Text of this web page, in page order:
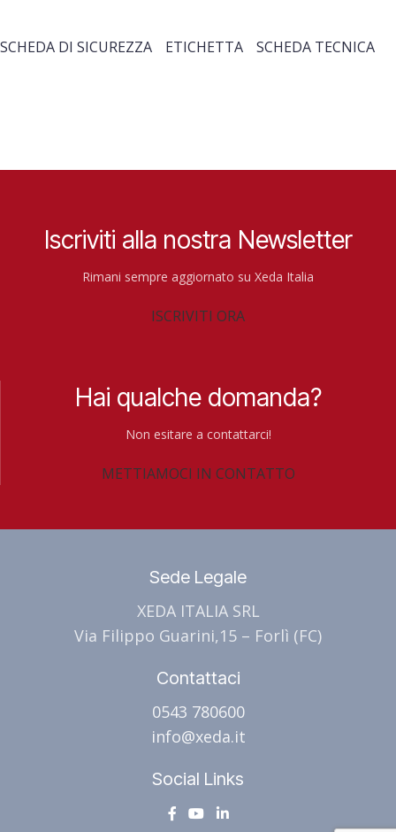
SCHEDA DI SICUREZZA ETICHETTA SCHEDA TECNICA
Iscriviti alla nostra Newsletter
Rimani sempre aggiornato su Xeda Italia
ISCRIVITI ORA
Hai qualche domanda?
Non esitare a contattarci!
METTIAMOCI IN CONTATTO
Sede Legale
XEDA ITALIA SRL
Via Filippo Guarini,15 – Forlì (FC)
Contattaci
0543 780600
info@xeda.it
Social Links